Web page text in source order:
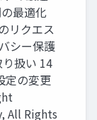
最適化
リクエス
シー保護
扱い 14
定の変更
All Rights